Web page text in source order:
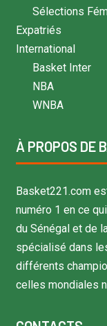
Sélections
Expatriés
International
Basket Inter
NBA
WNBA
À PROPOS DE
Basket221.com
numéro 1 en ce
du Sénégal et de
spécialisé dans
différents
celles mondiales